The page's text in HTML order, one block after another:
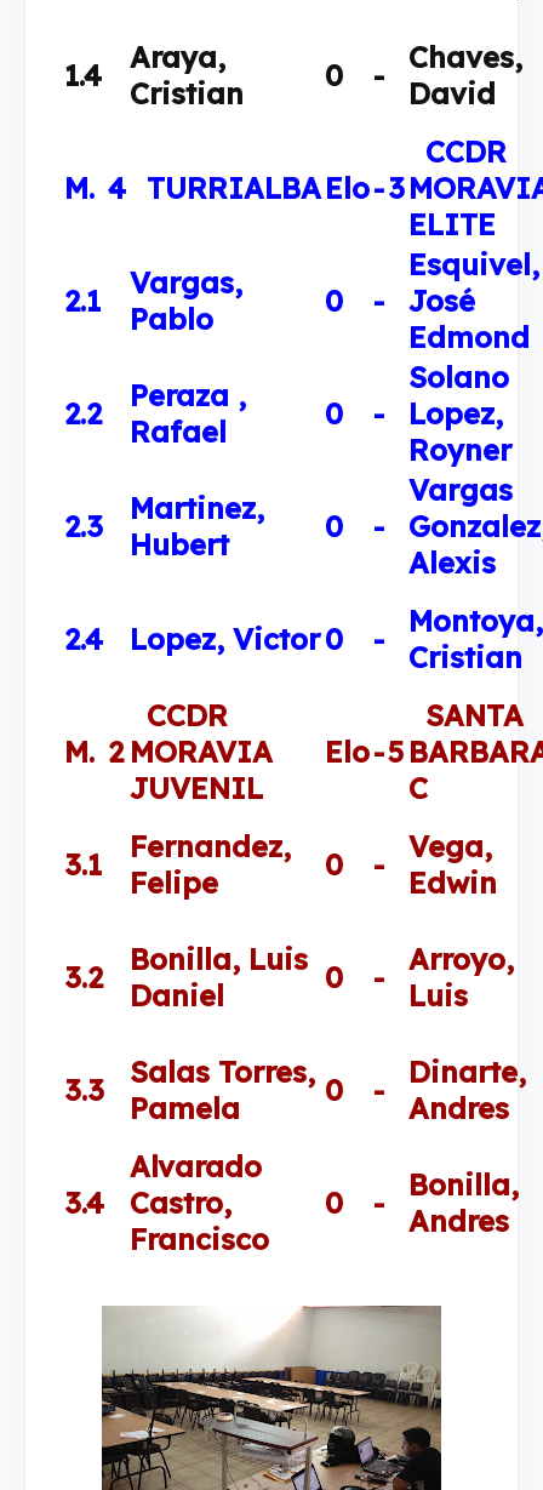
1.4
Araya,
Cristian
0 -
Chaves,
David
M. 4 TURRIALBAElo-3
CCDR
ELITE
2.1
Vargas,
Pablo
0 -
Esquivel,
José
Edmond
2.2
Peraza ,
Rafael
0 -
Solano
Lopez,
Royner
2.3
Martinez,
Hubert
0 -
Vargas
Alexis
2.4 Lopez, Victor0 -
Montoya,
Cristian
M. 2
CCDR
MORAVIA
JUVENIL
Elo-5
SANTA
C
3.1
Fernandez,
Felipe
0 -
Vega,
Edwin
3.2
Bonilla, Luis
Daniel
0 -
Arroyo,
Luis
3.3
Salas Torres,
Pamela
0 -
Dinarte,
Andres
3.4
Alvarado
Castro,
Francisco
0 -
Bonilla,
Andres